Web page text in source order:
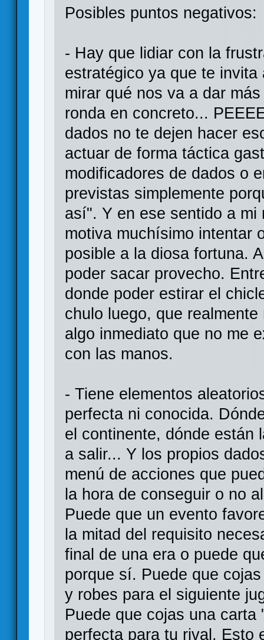
Posibles puntos negativos:
- Hay que lidiar con la
estratégico ya que te
mirar qué nos va a dar
ronda en concreto...
dados no te dejen hacer
actuar de forma táctica
modificadores de dados o
previstas simplemente
así". Y en ese sentido a mi
motiva muchísimo intentar
posible a la diosa fortuna.
poder sacar provecho.
donde poder estirar el
chulo luego, que
algo inmediato que no me
con las manos.
- Tiene elementos
perfecta ni conocida.
el continente, dónde están
a salir... Y los propios
menú de acciones que
la hora de conseguir o no
Puede que un evento
la mitad del requisito
final de una era o puede
porque sí. Puede que
y robes para el siguiente
Puede que cojas una
perfecta para tu rival. Esto